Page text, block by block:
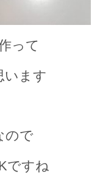
って
います
ので
ですね